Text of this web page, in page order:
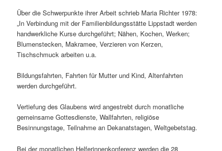
Über die Schwerpunkte ihrer Arbeit schrieb Maria Richter 1978:
„In Verbindung mit der Familienbildungsstätte Lippstadt werden
handwerkliche Kurse durchgeführt; Nähen, Kochen, Werken;
Blumenstecken, Makramee, Verzieren von Kerzen,
Tischschmuck arbeiten u.a.
Bildungsfahrten, Fahrten für Mutter und Kind, Altenfahrten
werden durchgeführt.
Vertiefung des Glaubens wird angestrebt durch monatliche
gemeinsame Gottesdienste, Wallfahrten, religiöse
Besinnungstage, Teilnahme an Dekanatstagen, Weltgebetstag.
Bei der monatlichen Helferinnenkonferenz werden die 28